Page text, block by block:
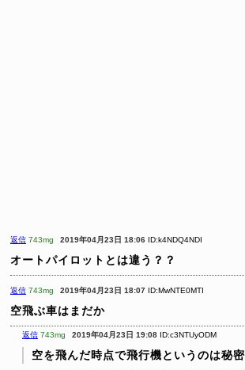
返信 743mg 2019年04月23日 18:06 ID:k4NDQ4NDI
オートパイロットとは違う？？
返信 743mg 2019年04月23日 18:07 ID:MwNTE0MTI
空飛ぶ車はまだか
返信 743mg 2019年04月23日 19:08 ID:c3NTUyODM
空を飛んだ時点で飛行機というのは秘密